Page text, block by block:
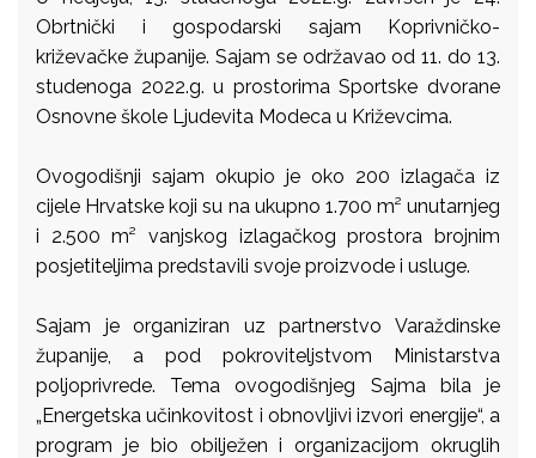
Obrtnički i gospodarski sajam Koprivničko-
križevačke županije. Sajam se održavao od 11. do 13.
studenoga 2022.g. u prostorima Sportske dvorane
Osnovne škole Ljudevita Modeca u Križevcima.
Ovogodišnji sajam okupio je oko 200 izlagača iz
cijele Hrvatske koji su na ukupno 1.700 m² unutarnjeg
i 2.500 m² vanjskog izlagačkog prostora brojnim
posjetiteljima predstavili svoje proizvode i usluge.
Sajam je organiziran uz partnerstvo Varaždinske
županije, a pod pokroviteljstvom Ministarstva
poljoprivrede. Tema ovogodišnjeg Sajma bila je
„Energetska učinkovitost i obnovljivi izvori energije“, a
program je bio obilježen i organizacijom okruglih